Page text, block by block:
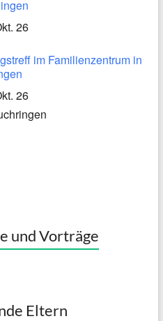
26
im Familienzentrum in
26
und Vorträge
Eltern